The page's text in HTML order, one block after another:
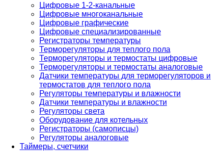
Цифровые 1-2-канальные
Цифровые многоканальные
Цифровые графические
Цифровые специализированные
Регистраторы температуры
Терморегуляторы для теплого пола
Терморегуляторы и термостаты цифровые
Терморегуляторы и термостаты аналоговые
Датчики температуры для терморегуляторов и
термостатов для теплого пола
Регуляторы температуры и влажности
Датчики температуры и влажности
Регуляторы света
Оборудование для котельных
Регистраторы (самописцы)
Регуляторы аналоговые
Таймеры, счетчики